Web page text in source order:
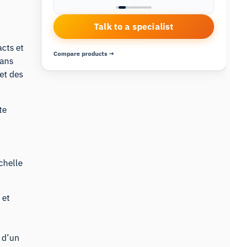
et
des
et
Talk to a specialist
Compare products →